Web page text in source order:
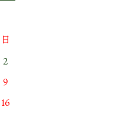
日
2
9
16